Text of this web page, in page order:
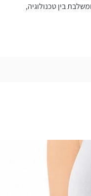
בין טכנולוגיה,